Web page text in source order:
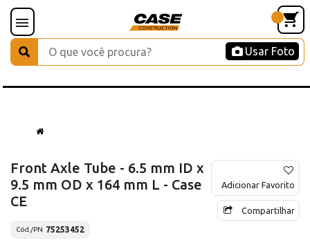
Usar Foto
Front Axle Tube - 6.5 mm ID x
9.5 mm OD x 164 mm L - Case
CE
Cód./PN 75253452
Adicionar Favorito
Compartilhar